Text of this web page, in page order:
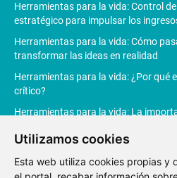
Utilizamos cookies
Esta web utiliza cookies propias y
Herramientas para la vida: Control
estratégico para impulsar los
Herramientas para la vida: Cómo
transformar las ideas en realidad
Herramientas para la vida: ¿Por qué
crítico?
Herramientas para la vida: La
Herramientas para la vida: La
productividad